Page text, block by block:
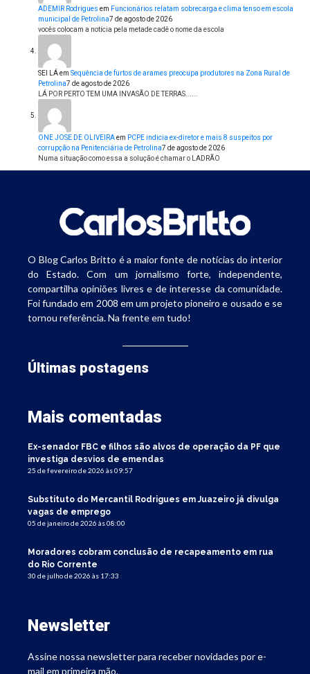
ADEMIR Rodrigues em Funcionários relatam sobrecarga e clima tenso em escola
municipal de Petrolina7 de agosto de 2026
vocês colocam a notícia pela metade cadê o nome da escola
SEI LÁem Sequência de furtos de arames preocupa produtores na Zona Rural de
Petrolina7 de agosto de 2026
LÁ POR PERTO TEM UMA INVASÃO DE TERRAS......
ONE JOSE DE OLIVEIRAem PCPE indicia ex-diretor e mais 8 suspeitos por
corrupção na Penitenciária de Petrolina7 de agosto de 2026
Numa situação como essa a solução é chamar o LADRÃO
O Blog Carlos Britto é a maior fonte de notícias do interior
do Estado. Com um jornalismo forte, independente,
compartilha opiniões livres e de interesse da comunidade.
Foi fundado em 2008 em um projeto pioneiro e ousado e se
tornou referência. Na frente em tudo!
Últimas postagens
Mais comentadas
Ex-senador FBC e filhos são alvos de operação da PF que
investiga desvios de emendas
25 de fevereiro de 2026 às 09:57
Substituto do Mercantil Rodrigues em Juazeiro já divulga
vagas de emprego
05 de janeiro de 2026 às 08:00
Moradores cobram conclusão de recapeamento em rua
do Rio Corrente
30 de julho de 2026 às 17:33
Newsletter
Assine nossa newsletter para receber novidades por e-
mail em primeira mão.